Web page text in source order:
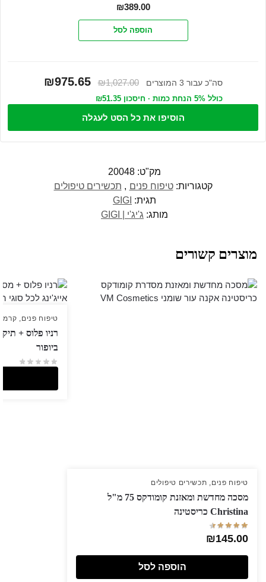
₪389.00
הוספה לסל
סה"כ עבור 3 המוצרים ₪1,027.00
₪975.65
כולל 5% הנחת כמות · חיסכון ₪51.35
הוסיפו את כל הסט לעגלה
מק"ט: 20048
קטגוריות:טיפוח פנים , תכשירים טיפולים
תגית: GIGI
מותג: ג'יג'י | GIGI
מוצרים קשורים
טיפוח פנים, תכשירים טיפולים
מסכה מחדשת ומאזנת קומודקס 75 מ"ל
Christina כריסטינה
₪145.00
הוספה לסל
טיפוח פנים,
ביופור